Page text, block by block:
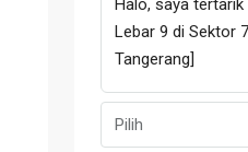
Pilih